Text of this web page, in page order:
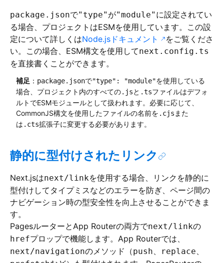
package.jsonで"type" が"module" に設定されてい
る場合、プロジェクトはESMを使用しています。この設
定について詳しくはNode.jsドキュメント
をご覧くださ
い。この場合、ESM構文を使用してnext.config.ts
を直接書くことができます。
補足 ： package.jsonで"type": "module"を使用している
場合、プロジェクト内のすべての.jsと .tsファイルはデフォ
ルトでESMモジュールとして扱われます。必要に応じて、
CommonJS構文を使用したファイルの名前を .cjs また
は .cts拡張子に変更する必要があります。
静的に型付けされたリンク
Next.jsはnext/linkを使用する場合、リンクを静的に
型付けしてタイプミスなどのエラーを防ぎ、ページ間の
ナビゲーション時の型安全性を向上させることができま
す。
PagesルーターとApp Routerの両方でnext/linkの
hrefプロップで機能します。App Routerでは、
next/navigationのメソッド（push、 replace、